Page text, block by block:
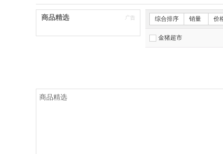
综合排序 销量 价
金猪超市
商品精选
商品精选